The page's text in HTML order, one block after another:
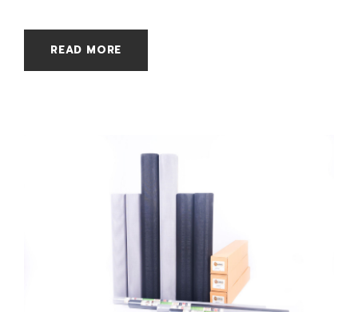
READ MORE